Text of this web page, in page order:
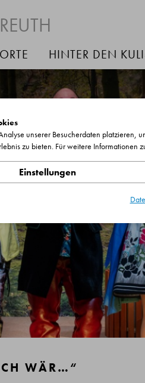
HINTER DEN
WÄR…“
unserer Besucherdaten platzieren,
zu bieten. Für weitere Informationen
Einstellungen